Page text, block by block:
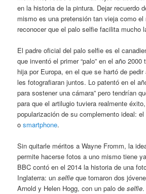
en la historia de la pintura. Dejar recuerdo
mismo es una pretensión tan vieja como
reconocer que el palo selfie facilita mucho
El padre oficial del palo selfie es el
que inventó el primer “palo” en el año
hija por Europa, en el que se hartó de
les fotografiaran juntos. Lo patentó en el
para sostener una cámara” pero tendrían
para que el artilugio tuviera realmente
popularización de su complemento ideal: el
osmartphone.
Sin quitarle méritos a Wayne Fromm, la
permite hacerse fotos a uno mismo tiene
BBC contó en el 2014 la historia de una
Inglaterra: unselfie que tomaron dos
Arnold y Helen Hogg, con un palo deselfie.